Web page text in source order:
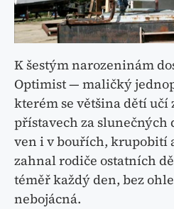
K šestým narozeninám
Optimist — maličký
kterém se většina dětí
přístavech za slunečných
ven i v bouřích, krupobití
zahnal rodiče ostatních
téměř každý den, bez
nebojácná.